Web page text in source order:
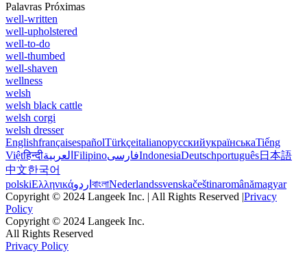
Palavras Próximas
well-written
well-upholstered
well-to-do
well-thumbed
well-shaven
wellness
welsh
welsh black cattle
welsh corgi
welsh dresser
EnglishfrançaisespañolTürkçeitalianoрусскийукраїнськаTiếng
Việtहिन्दीالعربية FilipinoفارسیIndonesiaDeutschportuguês日本語
中文한국어
polskiΕλληνικάاردو বাংলাNederlandssvenskačeštinaromânămagyar
Copyright © 2024 Langeek Inc. | All Rights Reserved |Privacy
Policy
Copyright © 2024 Langeek Inc.
All Rights Reserved
Privacy Policy